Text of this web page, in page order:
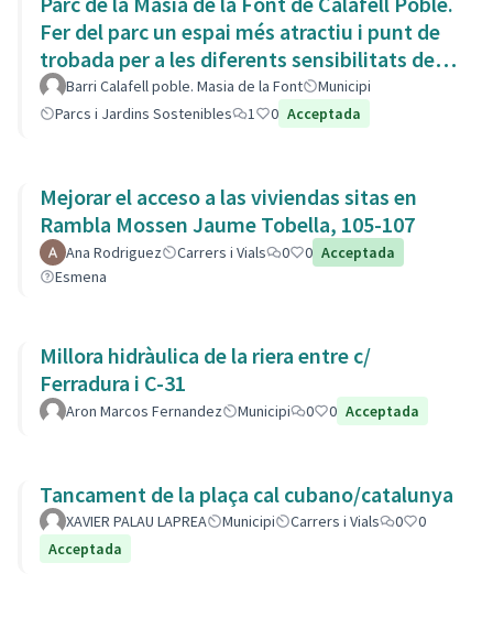
Fer del parc un espai més atractiu i punt de
trobada per a les diferents sensibilitats del
barri.Barri Calafell poble. Masia de la Font
Municipi
Parcs i Jardins Sostenibles
1 0 Acceptada
Mejorar el acceso a las viviendas sitas en
Rambla Mossen Jaume Tobella, 105-107
Ana Rodriguez Carrers i Vials 0 0 Acceptada
Esmena
Millora hidràulica de la riera entre c/
Ferradura i C-31
Aron Marcos Fernandez Municipi 0 0 Acceptada
Tancament de la plaça cal cubano/catalunya
XAVIER PALAU LAPREA Municipi Carrers i Vials 0
0
Acceptada